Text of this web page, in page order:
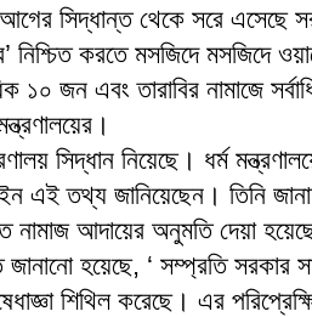
সিদ্ধান্ত থেকে সরে এসেছে
নিশ্চিত করতে মসজিদে মসজিদে
১০ জন এবং তারাবির নামাজে
সিদ্ধান নিয়েছে। ধর্ম
এই তথ্য জানিয়েছেন। তিনি
নামাজ আদায়ের অনুমতি দেয়া
জানানো হয়েছে, ‘ সম্প্রতি সরকার
শিথিল করেছে। এর